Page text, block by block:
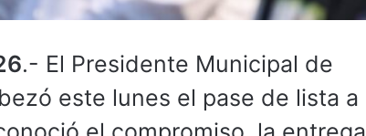
.- El Presidente Municipal de
este lunes el pase de lista a